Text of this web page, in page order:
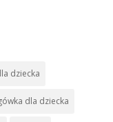
dziecka
dla dziecka